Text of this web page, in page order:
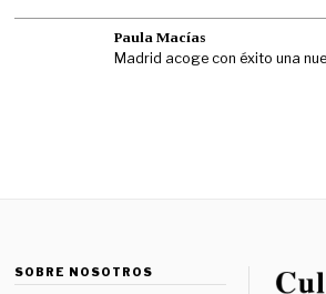
Paula Macías
Madrid acoge con éxito una
SOBRE NOSOTROS